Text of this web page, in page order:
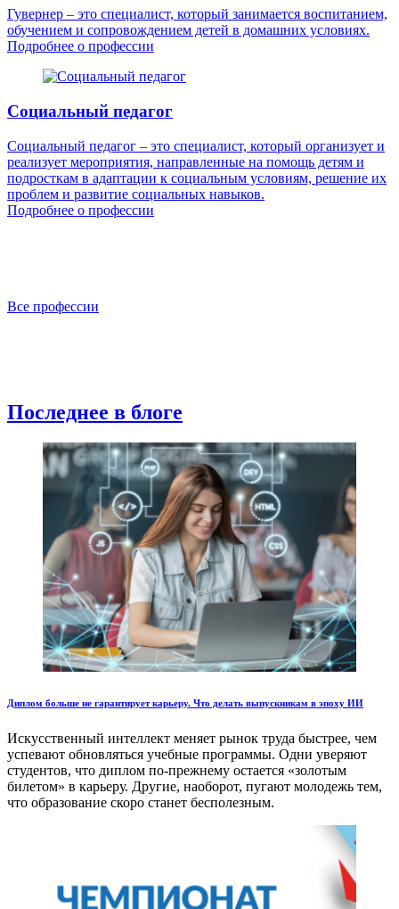
Гувернер – это специалист, который занимается воспитанием,
обучением и сопровождением детей в домашних условиях.
Подробнее о профессии
Социальный педагог
Социальный педагог – это специалист, который организует и
реализует мероприятия, направленные на помощь детям и
подросткам в адаптации к социальным условиям, решение их
проблем и развитие социальных навыков.
Подробнее о профессии
Все профессии
Последнее в блоге
Диплом больше не гарантирует карьеру. Что делать выпускникам в эпоху ИИ
Искусственный интеллект меняет рынок труда быстрее, чем
успевают обновляться учебные программы. Одни уверяют
студентов, что диплом по-прежнему остается «золотым
билетом» в карьеру. Другие, наоборот, пугают молодежь тем,
что образование скоро станет бесполезным.